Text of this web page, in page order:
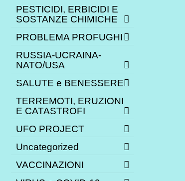
PESTICIDI, ERBICIDI E
SOSTANZE CHIMICHE
PROBLEMA PROFUGHI
RUSSIA-UCRAINA-
NATO/USA
SALUTE e BENESSERE
TERREMOTI, ERUZIONI
E CATASTROFI
UFO PROJECT
Uncategorized
VACCINAZIONI